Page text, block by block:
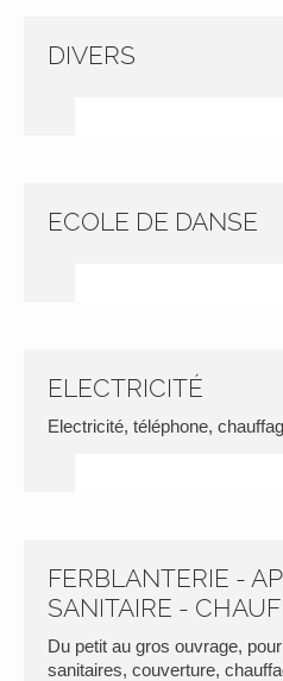
DIVERS
ECOLE DE DANSE
ELECTRICITÉ
Electricité, téléphone,
FERBLANTERIE -
SANITAIRE -
Du petit au gros ouvrage,
sanitaires, couverture,